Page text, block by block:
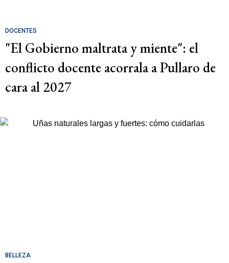
DOCENTES
"El Gobierno maltrata y miente": el
conflicto docente acorrala a Pullaro de
cara al 2027
BELLEZA